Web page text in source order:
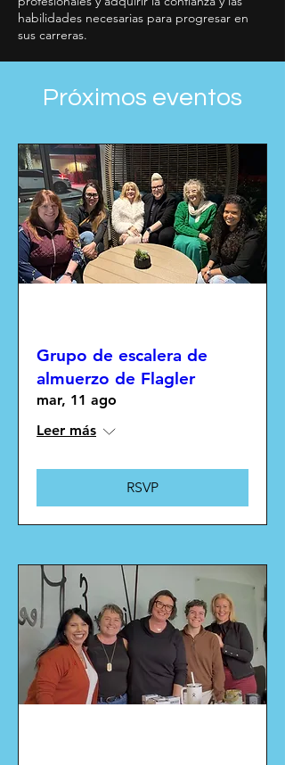
habilidades necesarias para progresar en
sus carreras.
Próximos eventos
Grupo de escalera de
almuerzo de Flagler
mar, 11 ago
Leer más
RSVP